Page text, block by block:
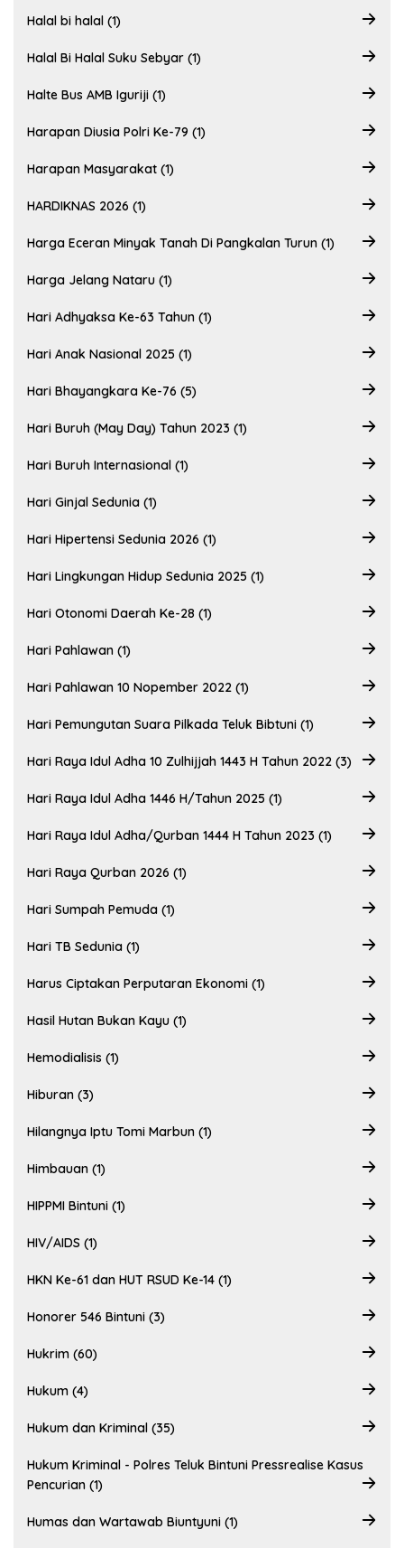
Halal bi halal (1)
Halal Bi Halal Suku Sebyar (1)
Halte Bus AMB Iguriji (1)
Harapan Diusia Polri Ke-79 (1)
Harapan Masyarakat (1)
HARDIKNAS 2026 (1)
Harga Eceran Minyak Tanah Di Pangkalan Turun (1)
Harga Jelang Nataru (1)
Hari Adhyaksa Ke-63 Tahun (1)
Hari Anak Nasional 2025 (1)
Hari Bhayangkara Ke-76 (5)
Hari Buruh (May Day) Tahun 2023 (1)
Hari Buruh Internasional (1)
Hari Ginjal Sedunia (1)
Hari Hipertensi Sedunia 2026 (1)
Hari Lingkungan Hidup Sedunia 2025 (1)
Hari Otonomi Daerah Ke-28 (1)
Hari Pahlawan (1)
Hari Pahlawan 10 Nopember 2022 (1)
Hari Pemungutan Suara Pilkada Teluk Bibtuni (1)
Hari Raya Idul Adha 10 Zulhijjah 1443 H Tahun 2022 (3)
Hari Raya Idul Adha 1446 H/Tahun 2025 (1)
Hari Raya Idul Adha/Qurban 1444 H Tahun 2023 (1)
Hari Raya Qurban 2026 (1)
Hari Sumpah Pemuda (1)
Hari TB Sedunia (1)
Harus Ciptakan Perputaran Ekonomi (1)
Hasil Hutan Bukan Kayu (1)
Hemodialisis (1)
Hiburan (3)
Hilangnya Iptu Tomi Marbun (1)
Himbauan (1)
HIPPMI Bintuni (1)
HIV/AIDS (1)
HKN Ke-61 dan HUT RSUD Ke-14 (1)
Honorer 546 Bintuni (3)
Hukrim (60)
Hukum (4)
Hukum dan Kriminal (35)
Hukum Kriminal - Polres Teluk Bintuni Pressrealise Kasus
Pencurian (1)
Humas dan Wartawab Biuntyuni (1)